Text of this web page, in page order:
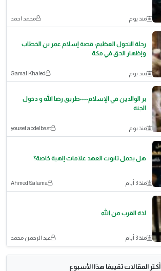
منذ يوم محمد احمد
رحلة التحول العظيم: قصة إسلام عمر بن الخطاب
وإظهار الحق في مكة
منذ يوم Gamal Khaled
بر الوالدين في الإسلام٠٠٠٠طريق رضا الله و دخول
الجنة
منذ يوم yousef abdelbast
هل يحمل تابوت العهد علامات إلهية خاصة؟
منذ 3 أيام Ahmed Salama
لذة القرب من الله
منذ 3 أيام عبد الرحمن محمد
أكثر المقالات تقييمًا هذا الأسبوع